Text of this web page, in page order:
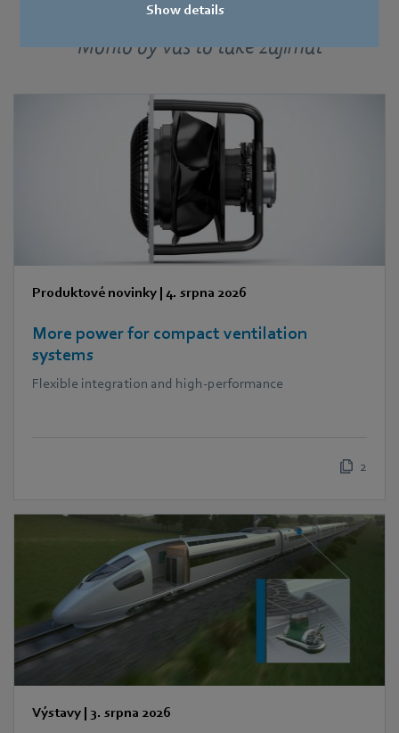
Show details
Další tiskové zprávy
Mohlo by vás to také zajímat
Produktové novinky | 4. srpna 2026
More power for compact ventilation
systems
Flexible integration and high-performance
2
Výstavy | 3. srpna 2026